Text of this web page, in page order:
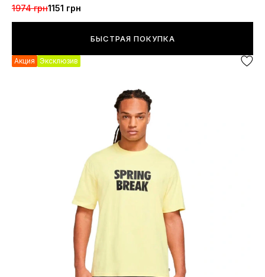
1974 грн1151 грн
БЫСТРАЯ ПОКУПКА
Акция Эксклюзив